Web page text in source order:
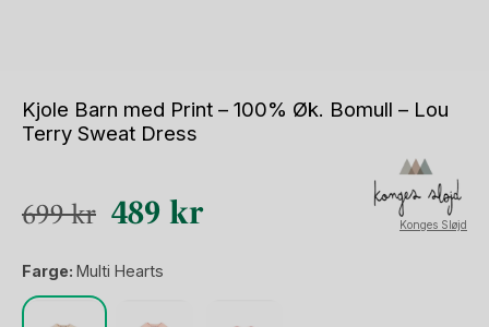
Kjole Barn med Print – 100% Øk. Bomull – Lou
Terry Sweat Dress
699kr Opprinnelig
var:
489 krNåværende
Konges Sløjd
Farge: Multi Hearts